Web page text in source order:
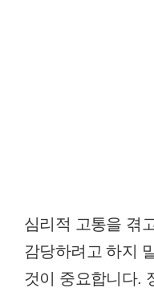
심리적 고통을 겪
감당하려고 하지
것이 중요합니다.